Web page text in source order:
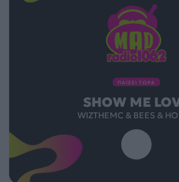
ΠΑΙΖΕΙ ΤΩΡΑ
SHOW ME
WIZTHEMC & BEES &